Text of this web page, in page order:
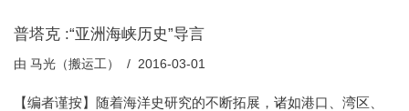
普塔克 :“亚洲海峡历史”导言
由 马光（搬运工） 2016-03-01
【编者谨按】随着海洋史研究的不断拓展，诸如港口、湾区、